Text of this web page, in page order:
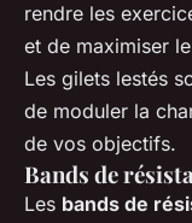
rendre les
et de maximiser
Les gilets lestés
de moduler la
de vos objectifs.
Bands de
Les bands de